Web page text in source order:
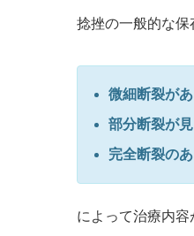
捻挫の一般的な保
微細断裂が
部分断裂が
完全断裂の
によって治療内容